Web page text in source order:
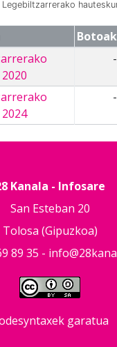
Legebiltzarrerako
Botoak
-
-
Kanala - Infosare
San Esteban 20
Tolosa (Gipuzkoa)
89 35 -
garatua